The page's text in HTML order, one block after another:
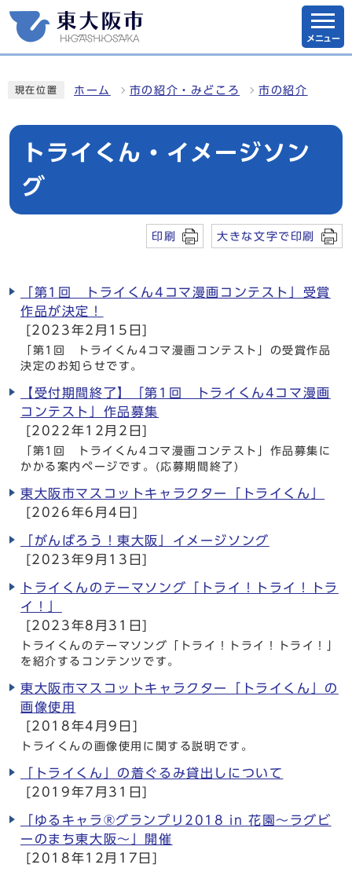
メニュー
現在位置 ホーム 市の紹介・みどころ 市の紹介
トライくん・イメージソン
グ
印刷 大きな文字で印刷
「第1回 トライくん4コマ漫画コンテスト」受賞
作品が決定！
[2023年2月15日]
「第1回 トライくん4コマ漫画コンテスト」の受賞作品
決定のお知らせです。
【受付期間終了】「第1回 トライくん4コマ漫画
コンテスト」作品募集
[2022年12月2日]
「第1回 トライくん4コマ漫画コンテスト」作品募集に
かかる案内ページです。(応募期間終了)
東大阪市マスコットキャラクター「トライくん」
[2026年6月4日]
「がんばろう！東大阪」イメージソング
[2023年9月13日]
トライくんのテーマソング「トライ！トライ！トラ
イ！」
[2023年8月31日]
トライくんのテーマソング「トライ！トライ！トライ！」
を紹介するコンテンツです。
東大阪市マスコットキャラクター「トライくん」の
画像使用
[2018年4月9日]
トライくんの画像使用に関する説明です。
「トライくん」の着ぐるみ貸出しについて
[2019年7月31日]
「ゆるキャラ®グランプリ2018 in 花園～ラグビ
ーのまち東大阪～」開催
[2018年12月17日]